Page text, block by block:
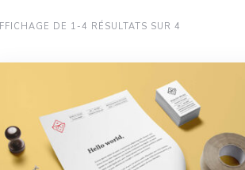
DE 1-4 RÉSULTATS SUR 4